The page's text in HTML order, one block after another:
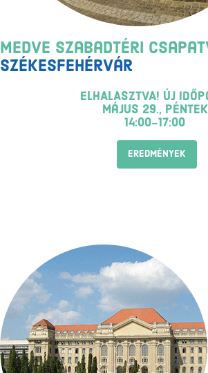
Medve Szabadtéri
Székesfehérvár
ELHALASZTVA! ÚJ
május 29., péntek
14:00-17:00
EREDMÉNYEK